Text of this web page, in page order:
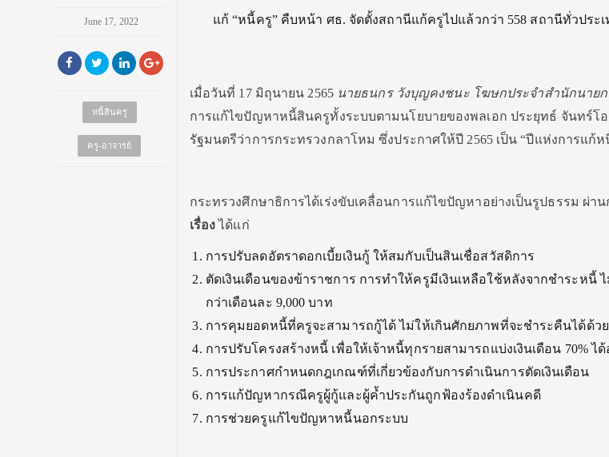
June 17, 2022
หนี้สินครู
ครู-อาจารย์
แก้ “หนี้ครู” คืบหน้า ศธ. จัดตั้งสถานีแก้ครูไปแล้วกว่า 558 สถานีทั่วประ
เมื่อวันที่ 17 มิถุนายน 2565นายธนกร วังบุญคงชนะ โฆษกประจำสำนักนาย
การแก้ไขปัญหาหนี้สินครูทั้งระบบตามนโยบายของพลเอก ประยุทธ์ จันทร์โ
รัฐมนตรีว่าการกระทรวงกลาโหม ซึ่งประกาศให้ปี 2565 เป็น “ปีแห่งการแก้
กระทรวงศึกษาธิการได้เร่งขับเคลื่อนการแก้ไขปัญหาอย่างเป็นรูปธรรม ผ่าน
เรื่องได้แก่
การปรับลดอัตราดอกเบี้ยเงินกู้ ให้สมกับเป็นสินเชื่อสวัสดิการ
ตัดเงินเดือนของข้าราชการ การทำให้ครูมีเงินเหลือใช้หลังจากชำระหนี้
กว่าเดือนละ 9,000 บาท
การคุมยอดหนี้ที่ครูจะสามารถกู้ได้ ไม่ให้เกินศักยภาพที่จะชำระคืนได้ด้วย
การปรับโครงสร้างหนี้ เพื่อให้เจ้าหนี้ทุกรายสามารถแบ่งเงินเดือน 70% ได้
การประกาศกำหนดกฎเกณฑ์ที่เกี่ยวข้องกับการดำเนินการตัดเงินเดือน
การแก้ปัญหากรณีครูผู้กู้และผู้ค้ำประกันถูกฟ้องร้องดำเนินคดี
การช่วยครูแก้ไขปัญหาหนี้นอกระบบ